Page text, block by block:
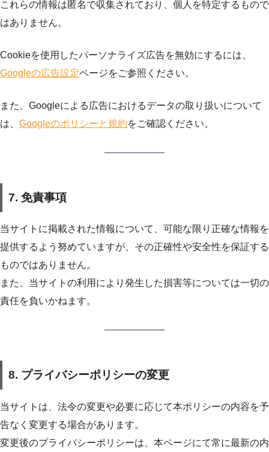
これらの情報は匿名で収集されており、個人を特定するもので
はありません。
Cookieを使用したパーソナライズ広告を無効にするには、
Googleの広告設定ページをご参照ください。
また、Googleによる広告におけるデータの取り扱いについて
は、 Googleのポリシーと規約をご確認ください。
7. 免責事項
当サイトに掲載された情報について、可能な限り正確な情報を
提供するよう努めていますが、その正確性や安全性を保証する
ものではありません。
また、当サイトの利用により発生した損害等については一切の
責任を負いかねます。
8. プライバシーポリシーの変更
当サイトは、法令の変更や必要に応じて本ポリシーの内容を予
告なく変更する場合があります。
変更後のプライバシーポリシーは、本ページにて常に最新の内